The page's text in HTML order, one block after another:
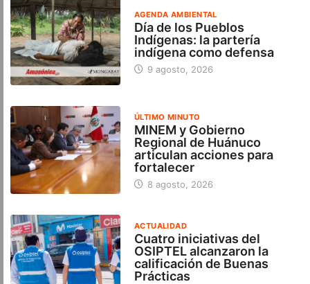
AGENDA AMBIENTAL
Día de los Pueblos
Indígenas: la partería
indígena como defensa
9 agosto, 2026
ÚLTIMO MINUTO
MINEM y Gobierno
Regional de Huánuco
articulan acciones para
fortalecer
8 agosto, 2026
ACTUALIDAD
Cuatro iniciativas del
OSIPTEL alcanzaron la
calificación de Buenas
Prácticas